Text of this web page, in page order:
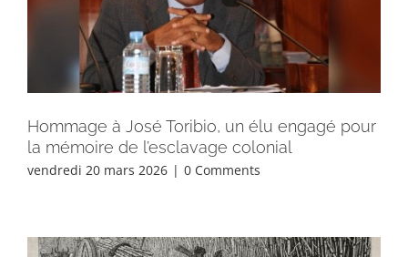
Hommage à José Toribio, un élu engagé pour
la mémoire de l’esclavage colonial
vendredi 20 mars 2026 | 0 Comments